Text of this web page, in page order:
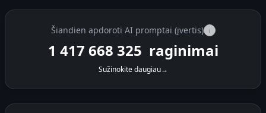
Šiandien apdoroti AI promptai (įvertis) i
1 417 686 075 raginimai
Sužinokite daugiau→